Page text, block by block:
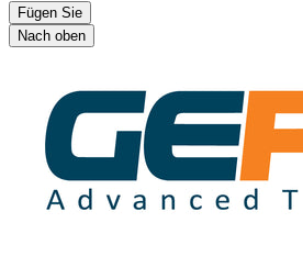
Fügen Sie
Nach oben